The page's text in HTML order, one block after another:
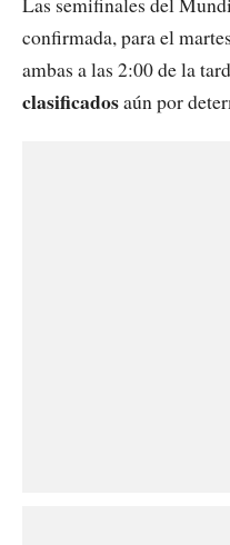
confirmada, para el
ambas a las 2:00 de la
clasificadosaún por